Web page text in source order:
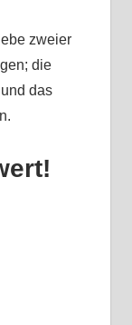
zweier
die
das